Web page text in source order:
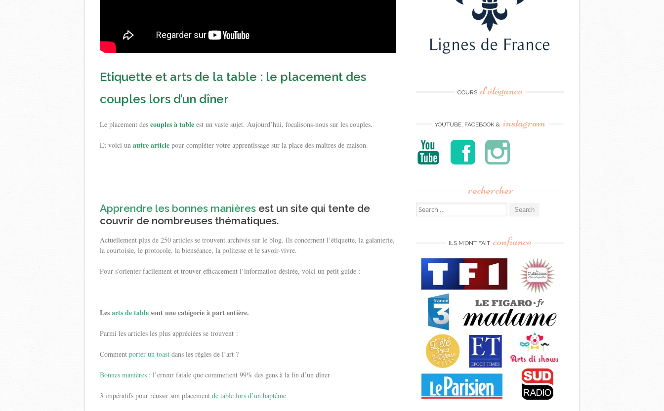
Etiquette et arts de la table : le placement des
couples lors d’un dîner
Le placement des couples à table est un vaste sujet. Aujourd’hui, focalisons-nous sur les couples.
Et voici un autre article pour compléter votre apprentissage sur la place des maîtres de maison.
Apprendre les bonnes manières est un site qui tente de
couvrir de nombreuses thématiques.
Actuellement plus de 250 articles se trouvent archivés sur le blog. Ils concernent l’étiquette, la galanterie,
la courtoisie, le protocole, la bienséance, la politesse et le savoir-vivre.
Pour s’orienter facilement et trouver efficacement l’information désirée, voici un petit guide :
Lesarts de tablesont une catégorie à part entière.
Parmi les articles les plus appréciées se trouvent :
Comment porter un toast dans les règles de l’art ?
Bonnes manières : l’erreur fatale que commettent 99% des gens à la fin d’un dîner
3 impératifs pour réussir son placement de table lors d’un baptême
COURS d’élégance
YOUTUBE, FACEBOOK & instagram
rechercher
Search
for:
ILS M’ONT FAIT confiance